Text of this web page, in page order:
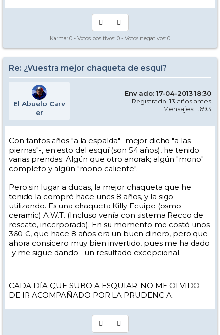
Karma: 0 - Votos positivos: 0 - Votos negativos: 0
Re: ¿Vuestra mejor chaqueta de esquí?
El Abuelo Carv
er
Enviado: 17-04-2013 18:30
Registrado: 13 años antes
Mensajes: 1.693
Con tantos años "a la espalda" -mejor dicho "a las
piernas"-, en esto del esquí (son 54 años), he tenido
varias prendas: Algún que otro anorak; algún "mono"
completo y algún "mono caliente".
Pero sin lugar a dudas, la mejor chaqueta que he
tenido la compré hace unos 8 años, y la sigo
utilizando. Es una chaqueta Killy Equipe (osmo-
ceramic) A.W.T. (Incluso venía con sistema Recco de
rescate, incorporado). En su momento me costó unos
360 €, que hace 8 años era un buen dinero, pero que
ahora considero muy bien invertido, pues me ha dado
-y me sigue dando-, un resultado excepcional.
CADA DÍA QUE SUBO A ESQUIAR, NO ME OLVIDO
DE IR ACOMPAÑADO POR LA PRUDENCIA.